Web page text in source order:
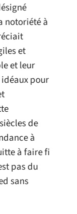
notoriété à
et
et leur
pour
de
à
à faire fi
pas du
sans